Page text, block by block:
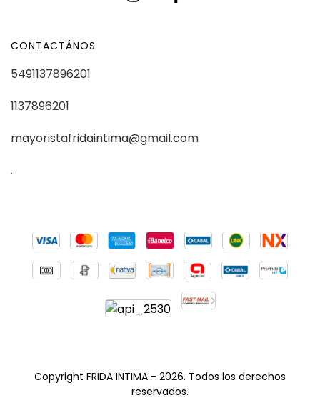
CONTACTÁNOS
5491137896201
1137896201
mayoristafridaintima@gmail.com
.
Copyright FRIDA INTIMA - 2026. Todos los derechos
reservados.